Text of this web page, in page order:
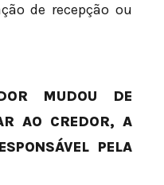
de recepção ou
MUDOU DE
AO CREDOR, A
PELA